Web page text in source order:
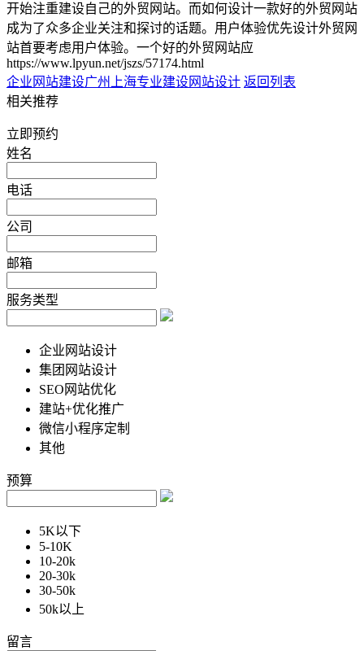
开始注重建设自己的外贸网站。而如何设计一款好的外贸网站
成为了众多企业关注和探讨的话题。用户体验优先设计外贸网
站首要考虑用户体验。一个好的外贸网站应
https://www.lpyun.net/jszs/57174.html
企业网站建设广州 上海专业建设网站设计 返回列表
相关推荐
立即预约
姓名
电话
公司
邮箱
服务类型
企业网站设计
集团网站设计
SEO网站优化
建站+优化推广
微信小程序定制
其他
预算
5K以下
5-10K
10-20k
20-30k
30-50k
50k以上
留言